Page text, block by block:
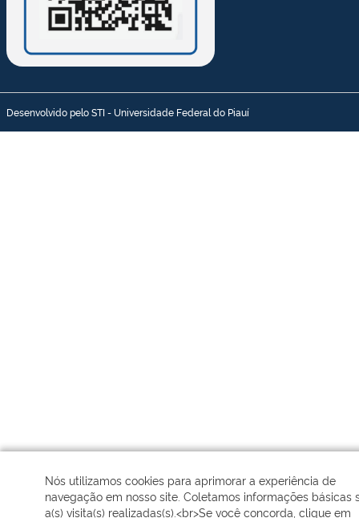
Desenvolvido pelo STI - Universidade Federal do Piauí
Nós utilizamos cookies para aprimorar a experiência de
navegação em nosso site. Coletamos informações básicas
a(s) visita(s) realizadas(s).<br>Se você concorda, clique em